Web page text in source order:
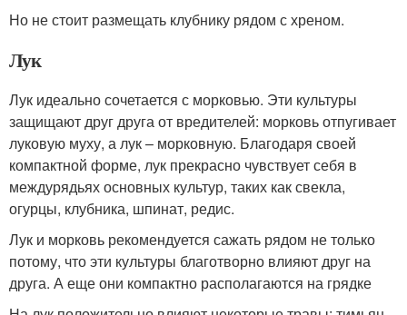
Но не стоит размещать клубнику рядом с хреном.
Лук
Лук идеально сочетается с морковью. Эти культуры
защищают друг друга от вредителей: морковь отпугивает
луковую муху, а лук – морковную. Благодаря своей
компактной форме, лук прекрасно чувствует себя в
междурядьях основных культур, таких как свекла,
огурцы, клубника, шпинат, редис.
Лук и морковь рекомендуется сажать рядом не только
потому, что эти культуры благотворно влияют друг на
друга. А еще они компактно располагаются на грядке